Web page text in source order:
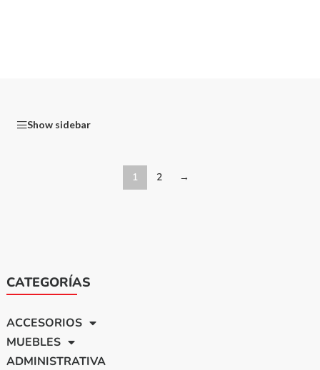
CATEGORÍAS
ACCESORIOS
MUEBLES
ADMINISTRATIVA
Show sidebar
1 2 →